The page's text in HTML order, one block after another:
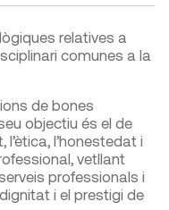
relatives a
comunes a la
de bones
objectiu és el de
l’ètica, l’honestedat i
vetllant
professionals i
i el prestigi de